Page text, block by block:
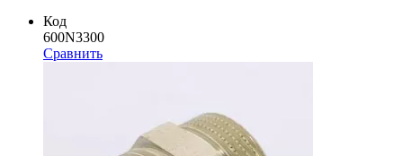
Код
600N3300
Сравнить